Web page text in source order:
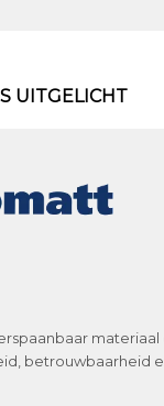
UITGELICHT
materiaal
betrouwbaarheid